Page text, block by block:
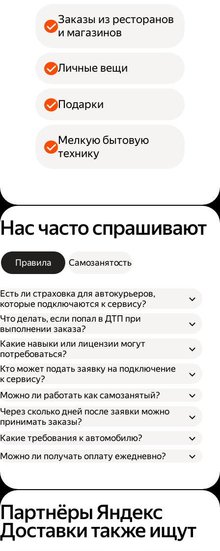
Заказы из ресторанов
и магазинов
Личные вещи
Подарки
Мелкую бытовую
технику
Нас часто спрашивают
Правила Самозанятость
Есть ли страховка для автокурьеров,
которые подключаются к сервису?
Что делать, если попал в ДТП при
выполнении заказа?
Какие навыки или лицензии могут
потребоваться?
Кто может подать заявку на подключение
к сервису?
Можно ли работать как самозанятый?
Через сколько дней после заявки можно
принимать заказы?
Какие требования к автомобилю?
Можно ли получать оплату ежедневно?
Партнёры Яндекс
Доставки также ищут